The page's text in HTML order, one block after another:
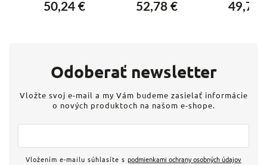
50,24 € 52,78 € 49,74
Odoberať newsletter
Vložte svoj e-mail a my Vám budeme zasielať informácie
o nových produktoch na našom e-shope.
Vložením e-mailu súhlasíte s podmienkami ochrany osobných údajov